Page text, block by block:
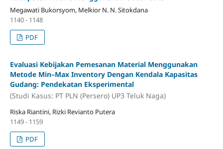
Megawati Bukorsyom, Melkior N. N. Sitokdana
1140 - 1148
PDF
Evaluasi Kebijakan Pemesanan Material Menggunakan
Metode Min–Max Inventory Dengan Kendala Kapasitas
Gudang: Pendekatan Eksperimental
(Studi Kasus: PT PLN (Persero) UP3 Teluk Naga)
Riska Riantini, Rizki Revianto Putera
1149 - 1159
PDF